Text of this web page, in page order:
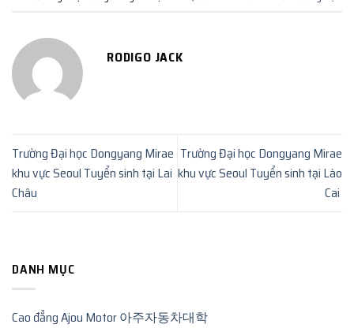
RODIGO JACK
Trường Đại học Dongyang Mirae
khu vực Seoul Tuyển sinh tại Lai
Châu
Trường Đại học Dongyang Mirae
khu vực Seoul Tuyển sinh tại Lào
Cai
DANH MỤC
Cao đẳng Ajou Motor 아주자동차대학